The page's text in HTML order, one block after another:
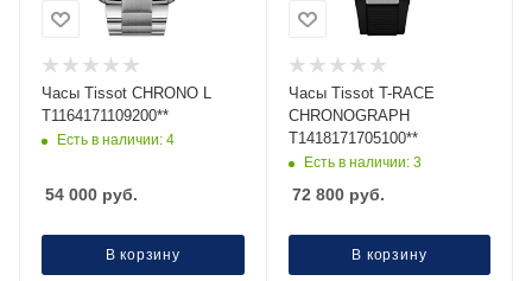
Часы Тissot CHRONO L
T1164171109200**
Есть в наличии: 4
54 000 руб.
В корзину
Часы Tissot T-RACE
CHRONOGRAPH
T1418171705100**
Есть в наличии: 3
72 800руб.
В корзину